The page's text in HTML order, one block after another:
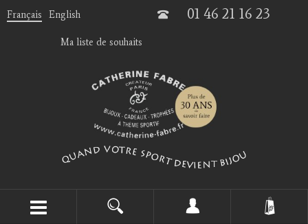
Français English 01 46 21 16 23
Ma liste de souhaits